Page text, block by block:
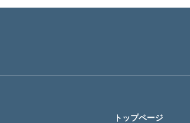
トップページ